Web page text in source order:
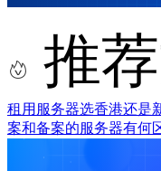
推
租用服务器选香港还是
案和备案的服务器有何